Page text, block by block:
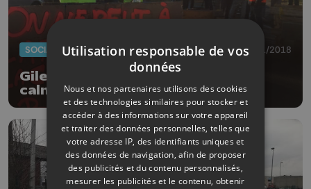
SOCIAL 24/11/2018
Gilets jaunes : nuit relativement
calme à Liège
Utilisation responsable de vos
données
Nous et nos partenaires utilisons des cookies
et des technologies similaires pour stocker et
accéder à des informations sur votre appareil
et traiter des données personnelles, telles que
votre adresse IP, des identifiants uniques et
des données de navigation, afin de proposer
des publicités et du contenu personnalisés,
mesurer les publicités et le contenu, obtenir